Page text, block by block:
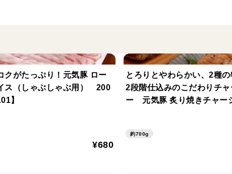
製造日より90日（別途商品ラベルに記載）
【保存方法】
要冷凍(-18℃以下保存)
【配送方法】
クがたっぷり！元気豚 ロー
ス（しゃぶしゃぶ用） 200
】
¥680
とろりとやわらかい、2種の
2段階仕込みのこだわりチャ
ー 元気豚 炙り焼きチャ
約700g